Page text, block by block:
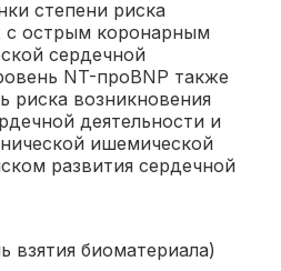
степени риска
с острым коронарным
сердечной
NT-проBNP также
риска возникновения
деятельности и
ишемической
развития сердечной
взятия биоматериала)